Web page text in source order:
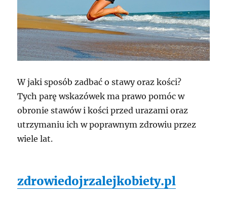
W jaki sposób zadbać o stawy oraz kości?
Tych parę wskazówek ma prawo pomóc w
obronie stawów i kości przed urazami oraz
utrzymaniu ich w poprawnym zdrowiu przez
wiele lat.
zdrowiedojrzalejkobiety.pl